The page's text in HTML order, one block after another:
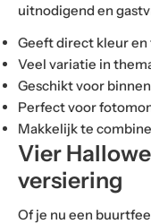
uitnodigend en
Geeft direct kleur
Veel variatie in
Geschikt voor
Perfect voor
Makkelijk te
Vier
versiering
Of je nu een